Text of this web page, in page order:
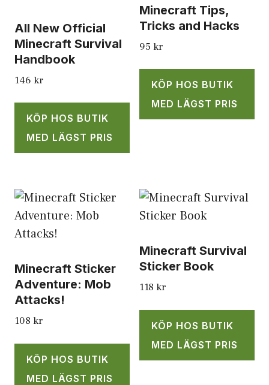
All New Official
Minecraft Survival
Handbook
146 kr
KÖP HOS BUTIK
MED LÄGST PRIS
Minecraft Tips,
Tricks and Hacks
95 kr
KÖP HOS BUTIK
MED LÄGST PRIS
Minecraft Sticker
Adventure: Mob
Attacks!
108 kr
KÖP HOS BUTIK
MED LÄGST PRIS
Minecraft Survival
Sticker Book
118 kr
KÖP HOS BUTIK
MED LÄGST PRIS